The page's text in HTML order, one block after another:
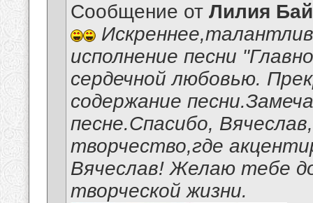
Сообщение от Лилия
исполнение песни
сердечной любовью.
содержание
песне.Спасибо,
творчество,где
Вячеслав! Желаю тебе
творческой жизни.